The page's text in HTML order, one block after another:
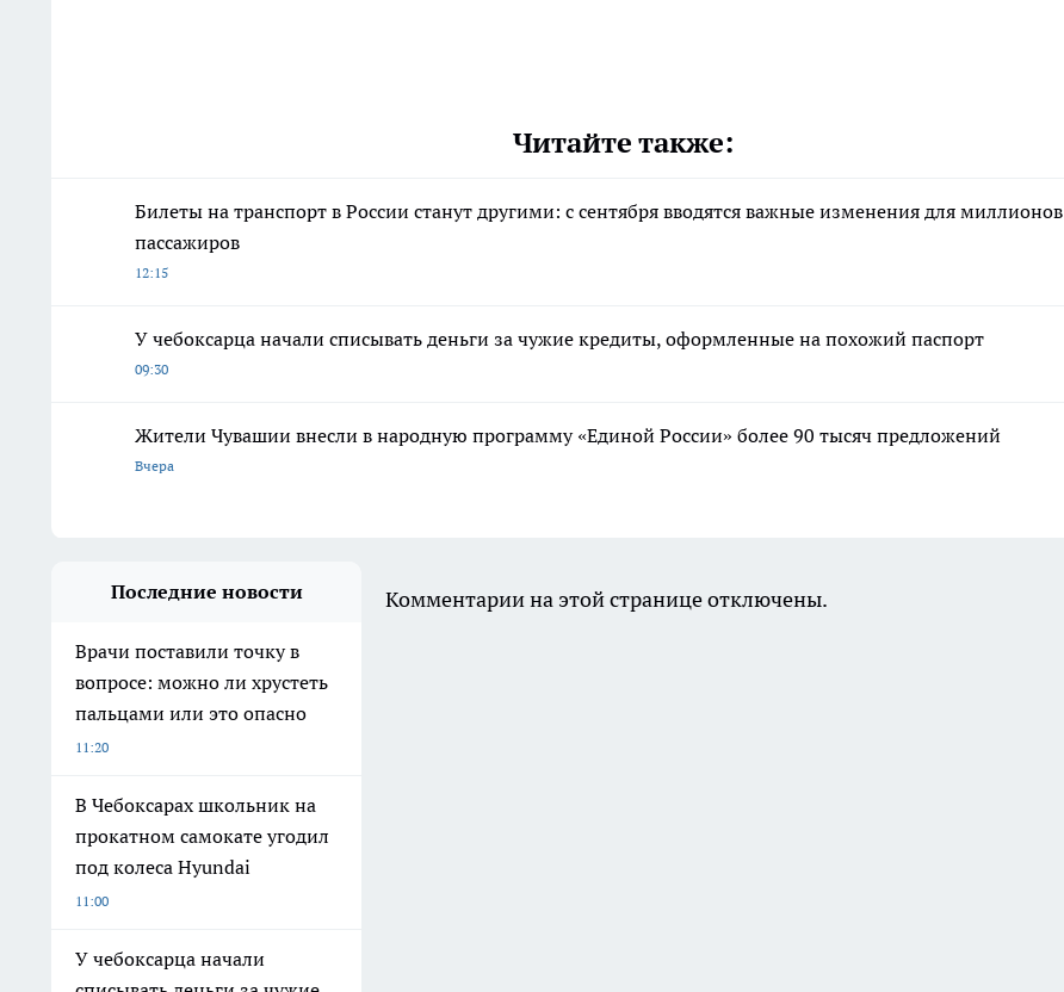
Читайте также:
Билеты на транспорт в России станут другими: с сентября вводятся важные изменения для миллионов
пассажиров
12:15
У чебоксарца начали списывать деньги за чужие кредиты, оформленные на похожий паспорт
09:30
Жители Чувашии внесли в народную программу «Единой России» более 90 тысяч предложений
Вчера
Последние новости
Врачи поставили точку в
вопросе: можно ли хрустеть
пальцами или это опасно
11:20
В Чебоксарах школьник на
прокатном самокате угодил
под колеса Hyundai
11:00
У чебоксарца начали
Комментарии на этой странице отключены.